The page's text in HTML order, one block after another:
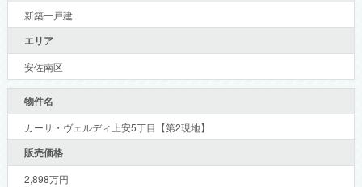
新築一戸建
エリア
安佐南区
物件名
カーサ・ヴェルディ上安5丁目【第2現地】
販売価格
2,898万円